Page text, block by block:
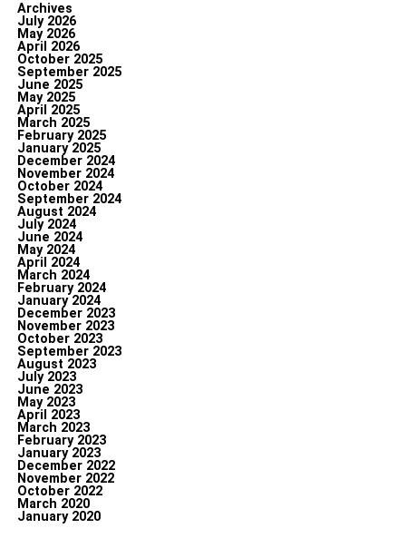
Archives
July 2026
May 2026
April 2026
October 2025
September 2025
June 2025
May 2025
April 2025
March 2025
February 2025
January 2025
December 2024
November 2024
October 2024
September 2024
August 2024
July 2024
June 2024
May 2024
April 2024
March 2024
February 2024
January 2024
December 2023
November 2023
October 2023
September 2023
August 2023
July 2023
June 2023
May 2023
April 2023
March 2023
February 2023
January 2023
December 2022
November 2022
October 2022
March 2020
January 2020